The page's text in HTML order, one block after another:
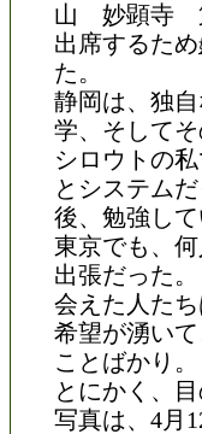
山 妙顕寺
出席するため
た。
静岡は、独
学、そして
シロウトの
とシステム
後、勉強し
東京でも、
出張だった。
会えた人た
希望が湧い
ことばかり。
とにかく、
写真は、4月